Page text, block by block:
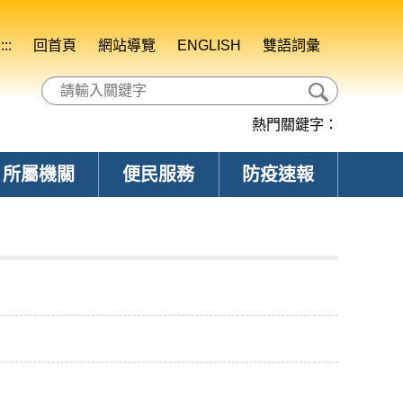
::: 回首頁 網站導覽 ENGLISH 雙語詞彙
熱門關鍵字：
所屬機關 便民服務 防疫速報